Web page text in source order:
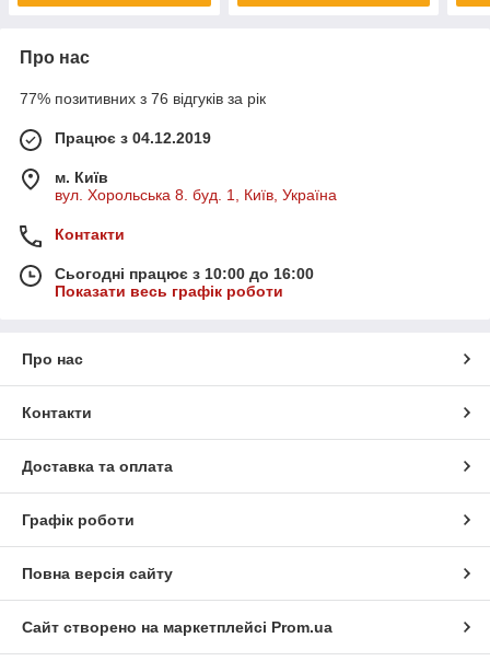
Про нас
77% позитивних з 76 відгуків за рік
Працює з 04.12.2019
м. Київ
вул. Хорольська 8. буд. 1, Київ, Україна
Контакти
Сьогодні працює з 10:00 до 16:00
Показати весь графік роботи
Про нас
Контакти
Доставка та оплата
Графік роботи
Повна версія сайту
Сайт створено на маркетплейсі Prom.ua